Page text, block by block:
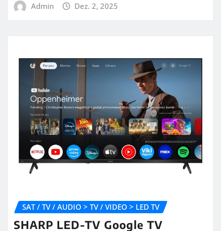
Admin Dez. 2, 2025
SAT / TV / AUDIO > TV / VIDEO > LED TV
SHARP LED-TV Google TV